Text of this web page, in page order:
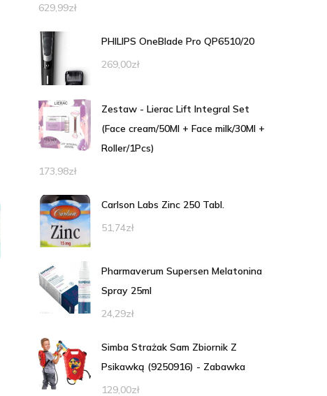
629,99zł
PHILIPS OneBlade Pro QP6510/20
269,00zł
Zestaw - Lierac Lift Integral Set
(Face cream/50Ml + Face milk/30Ml +
Roller/1Pcs)
173,98zł
Carlson Labs Zinc 250 Tabl.
51,74zł
Pharmaverum Supersen Melatonina
Spray 25ml
24,29zł
Simba Strażak Sam Zbiornik Z
Psikawką (9250916) - Zabawka
129,00zł